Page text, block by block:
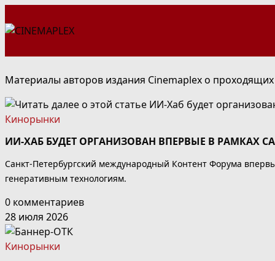
к
Материалы авторов издания Cinemaplex о
Кинорынки
ИИ-ХАБ БУДЕТ ОРГАНИЗОВАН ВПЕРВЫЕ В РАМКАХ
Санкт-Петербургский международный Контент Форума
генеративным технологиям.
0 комментариев
28 июля 2026
Кинорынки